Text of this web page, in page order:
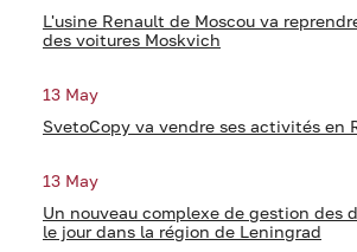
L'usine Renault de Moscou va
des voitures Moskvich
13 May
SvetoCopy va vendre ses activités en
13 May
Un nouveau complexe de gestion des
le jour dans la région de Leningrad